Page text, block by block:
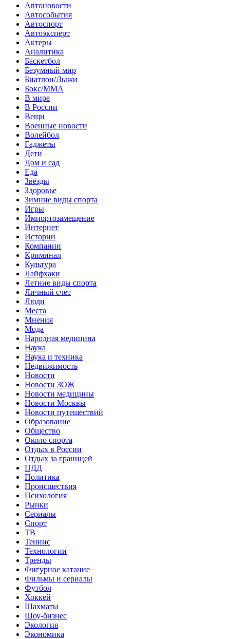
Автоновости
Автособытия
Автоспорт
Автоэксперт
Актеры
Аналитика
Баскетбол
Безумный мир
Биатлон/Лыжи
Бокс/MMA
В мире
В России
Вещи
Военные новости
Волейбол
Гаджеты
Дети
Дом и сад
Еда
Звёзды
Здоровье
Зимние виды спорта
Игры
Импортозамещение
Интернет
Истории
Компании
Криминал
Культура
Лайфхаки
Летние виды спорта
Личный счет
Люди
Места
Мнения
Мода
Народная медицина
Наука
Наука и техника
Недвижимость
Новости
Новости ЗОЖ
Новости медицины
Новости Москвы
Новости путешествий
Образование
Общество
Около спорта
Отдых в России
Отдых за границей
ПДД
Политика
Происшествия
Психология
Рынки
Сериалы
Спорт
ТВ
Теннис
Технологии
Тренды
Фигурное катание
Фильмы и сериалы
Футбол
Хоккей
Шахматы
Шоу-бизнес
Экология
Экономика